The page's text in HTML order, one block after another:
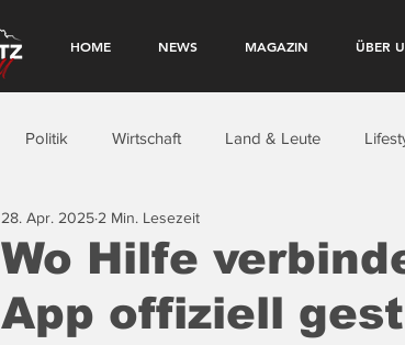
HOME NEWS MAGAZIN ÜBER
Politik Wirtschaft Land & Leute
Wo Hilfe
App offiziell
28. Apr. 2025 2 Min. Lesezeit